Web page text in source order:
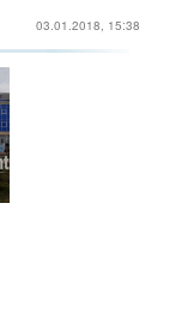
03.01.2018, 15:38